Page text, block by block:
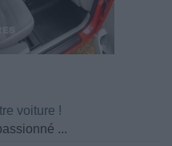
voiture !
...